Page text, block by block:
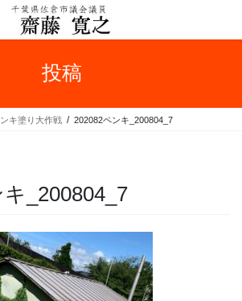
投稿
キ塗り大作戦 202082ペンキ_200804_7
キ_200804_7